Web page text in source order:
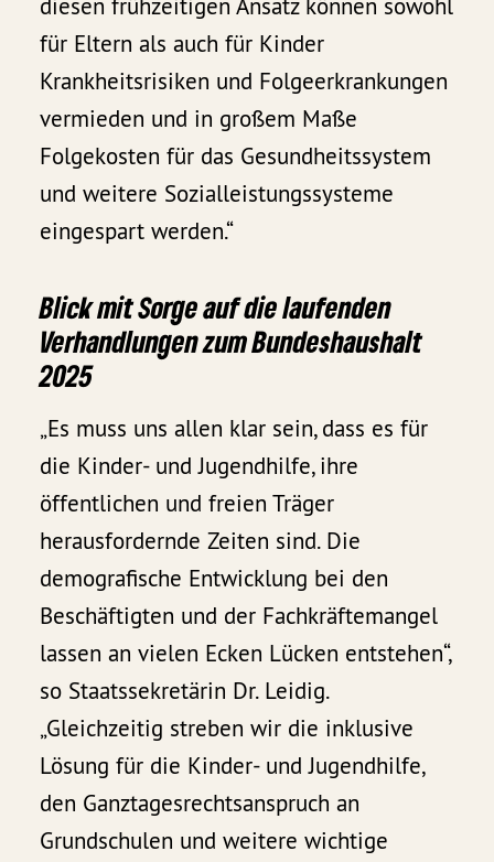
diesen frühzeitigen Ansatz können sowohl
für Eltern als auch für Kinder
Krankheitsrisiken und Folgeerkrankungen
vermieden und in großem Maße
Folgekosten für das Gesundheitssystem
und weitere Sozialleistungssysteme
eingespart werden.“
Blick mit Sorge auf die laufenden
Verhandlungen zum Bundeshaushalt
2025
„Es muss uns allen klar sein, dass es für
die Kinder- und Jugendhilfe, ihre
öffentlichen und freien Träger
herausfordernde Zeiten sind. Die
demografische Entwicklung bei den
Beschäftigten und der Fachkräftemangel
lassen an vielen Ecken Lücken entstehen“,
so Staatssekretärin Dr. Leidig.
„Gleichzeitig streben wir die inklusive
Lösung für die Kinder- und Jugendhilfe,
den Ganztagesrechtsanspruch an
Grundschulen und weitere wichtige